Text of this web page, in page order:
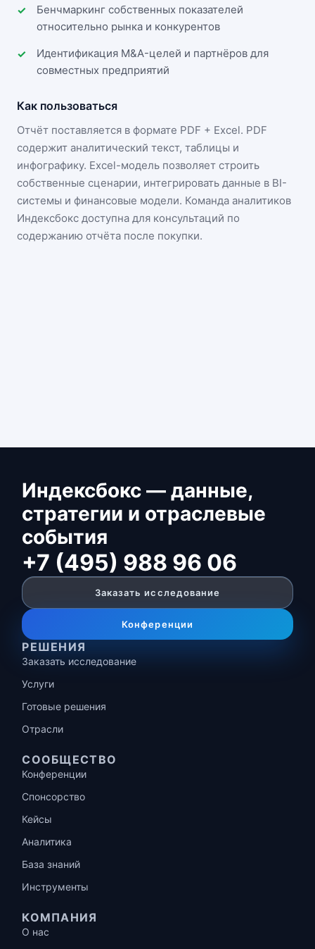
Бенчмаркинг собственных показателей
относительно рынка и конкурентов
Идентификация M&A-целей и партнёров для
совместных предприятий
Как пользоваться
Отчёт поставляется в формате PDF + Excel. PDF
содержит аналитический текст, таблицы и
инфографику. Excel-модель позволяет строить
собственные сценарии, интегрировать данные в BI-
системы и финансовые модели. Команда аналитиков
Индексбокс доступна для консультаций по
содержанию отчёта после покупки.
Индексбокс — данные,
стратегии и отраслевые
события
+7 (495) 988 96 06
Заказать исследование
Конференции
РЕШЕНИЯ
Заказать исследование
Услуги
Готовые решения
Отрасли
СООБЩЕСТВО
Конференции
Спонсорство
Кейсы
Аналитика
База знаний
Инструменты
КОМПАНИЯ
О нас